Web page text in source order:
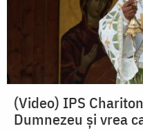
(Video) IPS
Dumnezeu și vrea